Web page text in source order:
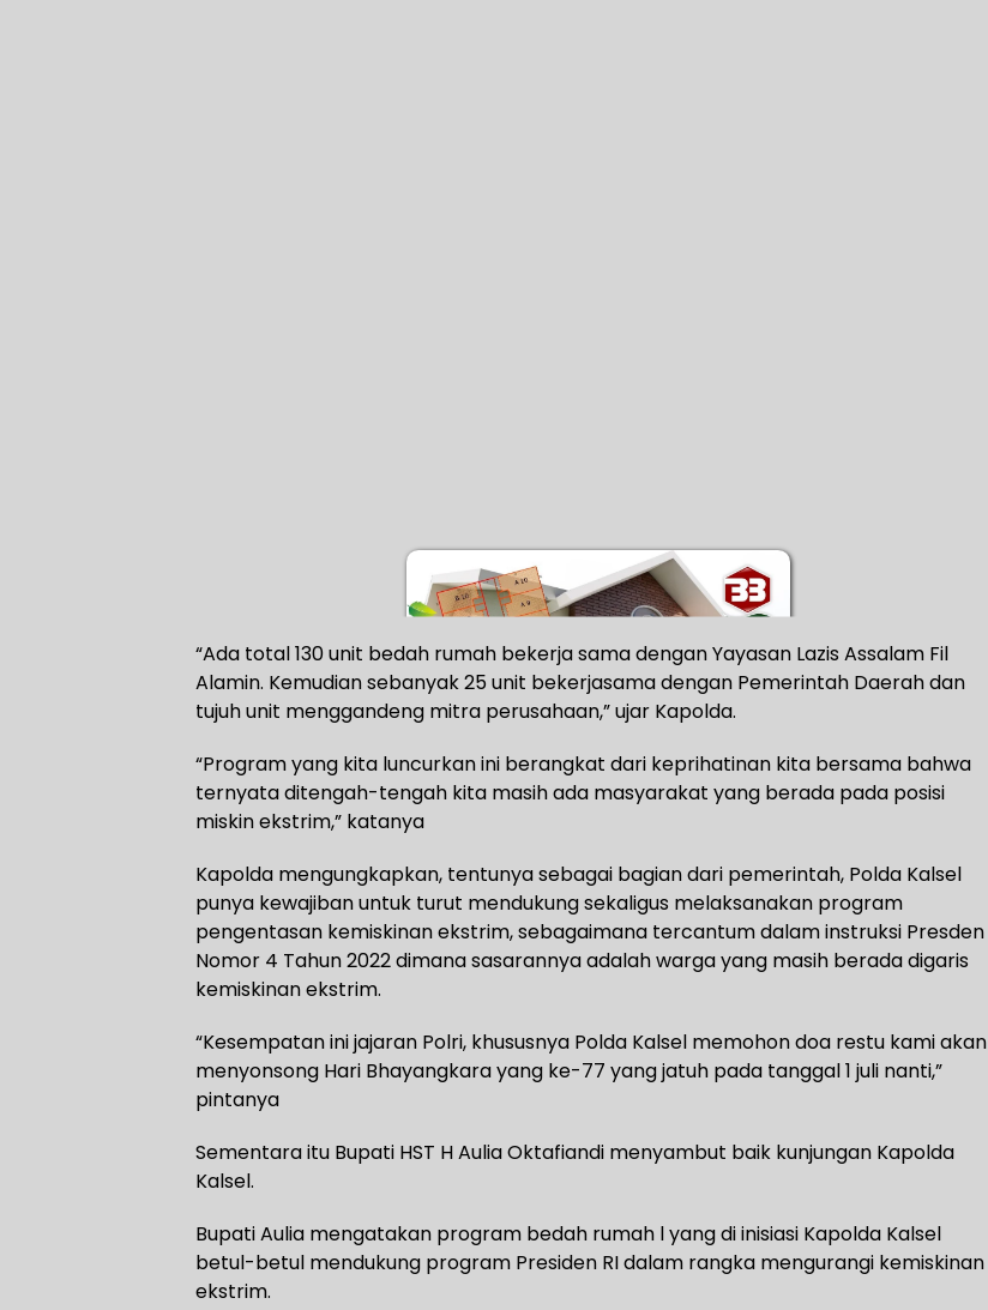
“Ada total 130 unit bedah rumah bekerja sama dengan Yayasan Lazis Assalam Fil
Alamin. Kemudian sebanyak 25 unit bekerjasama dengan Pemerintah Daerah dan
tujuh unit menggandeng mitra perusahaan,” ujar Kapolda.
“Program yang kita luncurkan ini berangkat dari keprihatinan kita bersama bahwa
ternyata ditengah-tengah kita masih ada masyarakat yang berada pada posisi
miskin ekstrim,” katanya
Kapolda mengungkapkan, tentunya sebagai bagian dari pemerintah, Polda Kalsel
punya kewajiban untuk turut mendukung sekaligus melaksanakan program
pengentasan kemiskinan ekstrim, sebagaimana tercantum dalam instruksi Presden
Nomor 4 Tahun 2022 dimana sasarannya adalah warga yang masih berada digaris
kemiskinan ekstrim.
“Kesempatan ini jajaran Polri, khususnya Polda Kalsel memohon doa restu kami akan
menyonsong Hari Bhayangkara yang ke-77 yang jatuh pada tanggal 1 juli nanti,”
pintanya
Sementara itu Bupati HST H Aulia Oktafiandi menyambut baik kunjungan Kapolda
Kalsel.
Bupati Aulia mengatakan program bedah rumah l yang di inisiasi Kapolda Kalsel
betul-betul mendukung program Presiden RI dalam rangka mengurangi kemiskinan
ekstrim.